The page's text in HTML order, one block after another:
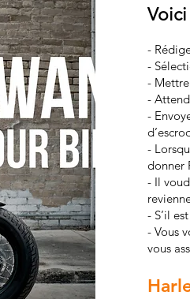
-
-
-
-
-
-
donner
- Il
- S’il
- Vous
vous